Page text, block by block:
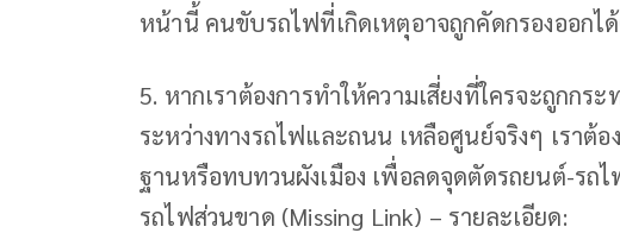
หน้านี้ คนขับรถไฟที่เกิดเหตุอาจถูกคัดกรองออกไ
5. หากเราต้องการทำให้ความเสี่ยงที่ใครจะถูกก
ระหว่างทางรถไฟและถนน เหลือศูนย์จริงๆ เราต้
ฐานหรือทบทวนผังเมือง เพื่อลดจุดตัดรถยนต์-รถไ
รถไฟส่วนขาด (Missing Link) – รายละเอียด: